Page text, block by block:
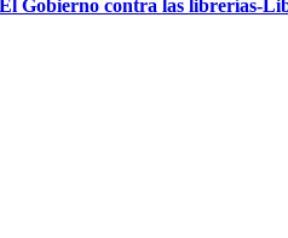
El Gobierno contra las librerías-